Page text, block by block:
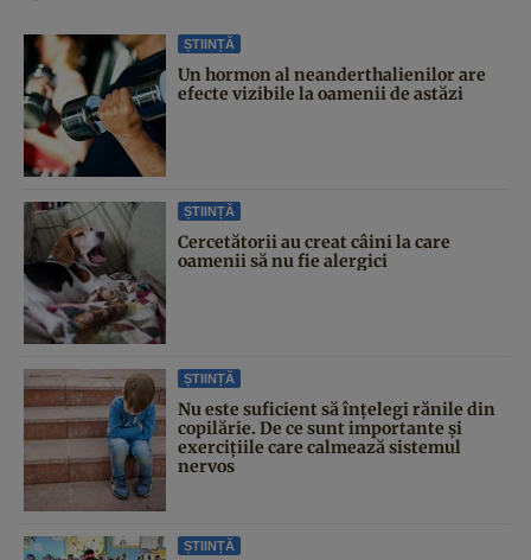
ȘTIINȚĂ
Un hormon al neanderthalienilor are
efecte vizibile la oamenii de astăzi
ȘTIINȚĂ
Cercetătorii au creat câini la care
oamenii să nu fie alergici
ȘTIINȚĂ
Nu este suficient să înțelegi rănile din
copilărie. De ce sunt importante și
exercițiile care calmează sistemul
nervos
ȘTIINȚĂ